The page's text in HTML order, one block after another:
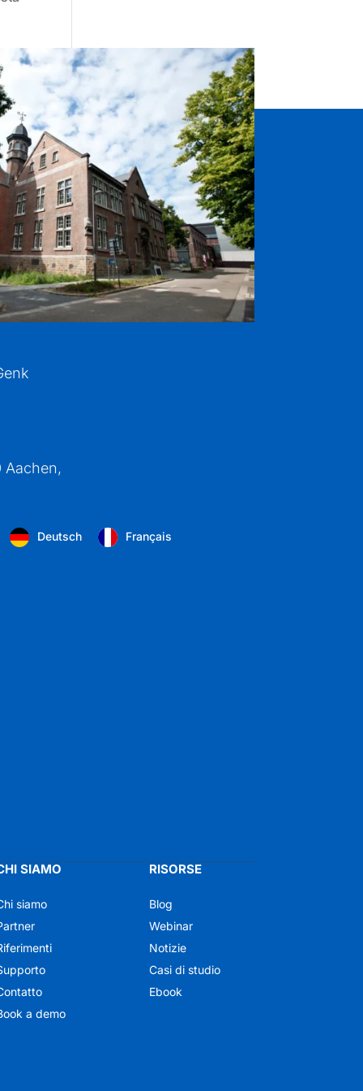
Aachen,
Deutsch Français
SIAMO
siamo
a demo
RISORSE
Blog
Webinar
Notizie
Casi di studio
Ebook